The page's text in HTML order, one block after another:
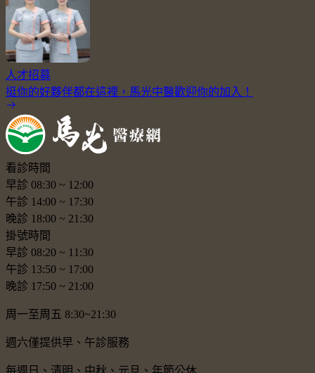
人才招募
挺你的好夥伴都在這裡，馬光中醫歡迎你的加入！
看診時間
早診 08:30 ~ 12:00
午診 14:00 ~ 17:30
晚診 18:00 ~ 21:30
掛號時間
早診 08:20 ~ 11:30
午診 13:50 ~ 17:00
晚診 17:50 ~ 21:00
周一至周五 8:30~21:30
週六僅提供早、午診服務
每週日、清明、中秋、元旦、年節公休